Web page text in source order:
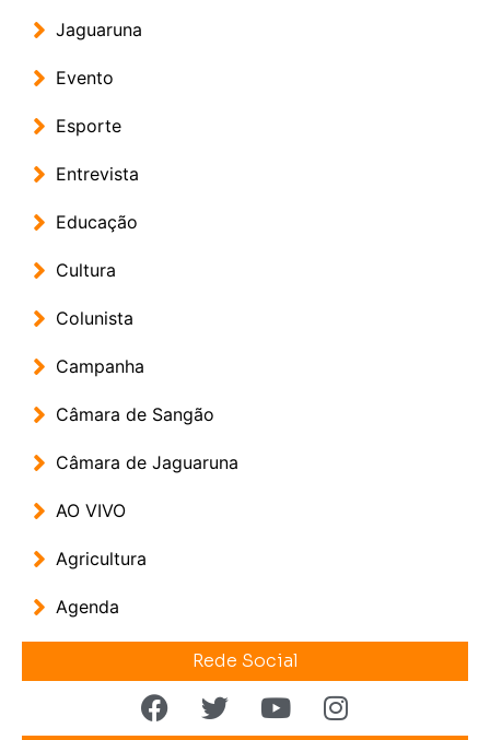
Jaguaruna
Evento
Esporte
Entrevista
Educação
Cultura
Colunista
Campanha
Câmara de Sangão
Câmara de Jaguaruna
AO VIVO
Agricultura
Agenda
Rede Social